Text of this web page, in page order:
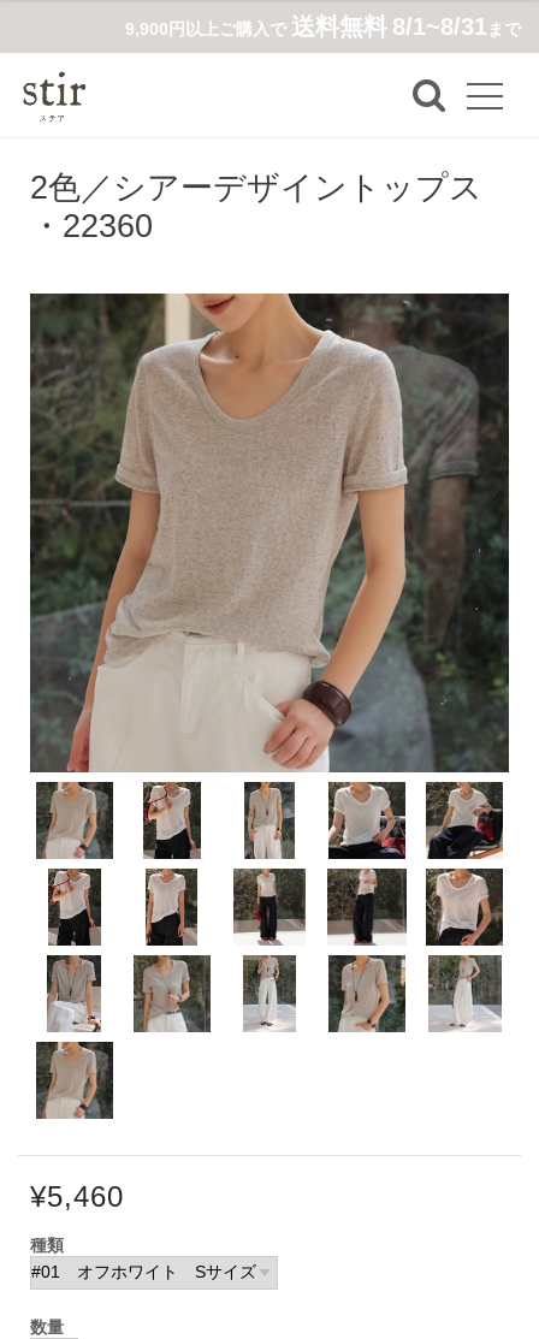
9,900円以上ご購入で 送料無料 8/1~8/31まで
2色／シアーデザイントップス
・22360
¥5,460
種類
数量